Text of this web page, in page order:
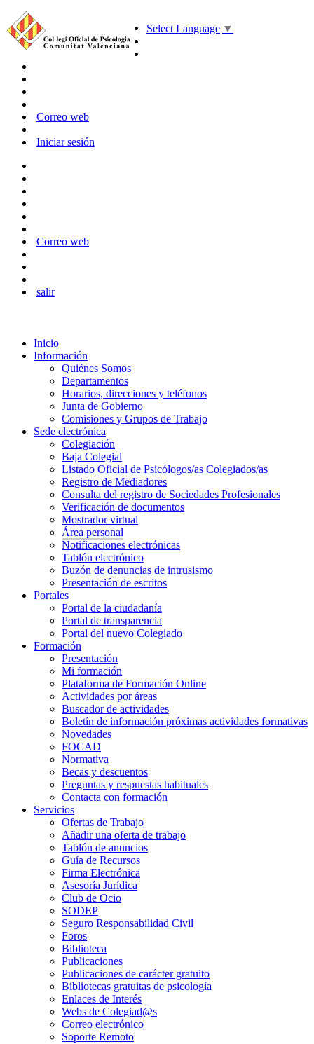
Select Language ▼
Correo web
Iniciar sesión
Correo web
salir
Inicio
Información
Quiénes Somos
Departamentos
Horarios, direcciones y teléfonos
Junta de Gobierno
Comisiones y Grupos de Trabajo
Sede electrónica
Colegiación
Baja Colegial
Listado Oficial de Psicólogos/as Colegiados/as
Registro de Mediadores
Consulta del registro de Sociedades Profesionales
Verificación de documentos
Mostrador virtual
Área personal
Notificaciones electrónicas
Tablón electrónico
Buzón de denuncias de intrusismo
Presentación de escritos
Portales
Portal de la ciudadanía
Portal de transparencia
Portal del nuevo Colegiado
Formación
Presentación
Mi formación
Plataforma de Formación Online
Actividades por áreas
Buscador de actividades
Boletín de información próximas actividades formativas
Novedades
FOCAD
Normativa
Becas y descuentos
Preguntas y respuestas habituales
Contacta con formación
Servicios
Ofertas de Trabajo
Añadir una oferta de trabajo
Tablón de anuncios
Guía de Recursos
Firma Electrónica
Asesoría Jurídica
Club de Ocio
SODEP
Seguro Responsabilidad Civil
Foros
Biblioteca
Publicaciones
Publicaciones de carácter gratuito
Bibliotecas gratuitas de psicología
Enlaces de Interés
Webs de Colegiad@s
Correo electrónico
Soporte Remoto